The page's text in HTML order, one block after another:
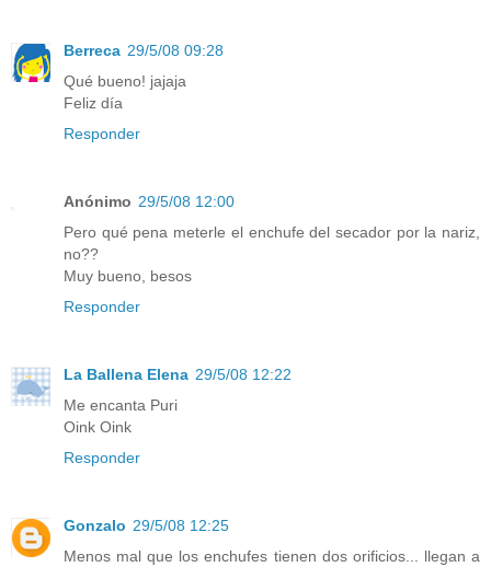
Berreca 29/5/08 09:28
Qué bueno! jajaja
Feliz día
Responder
Anónimo 29/5/08 12:00
Pero qué pena meterle el enchufe del secador por la nariz,
no??
Muy bueno, besos
Responder
La Ballena Elena 29/5/08 12:22
Me encanta Puri
Oink Oink
Responder
Gonzalo 29/5/08 12:25
Menos mal que los enchufes tienen dos orificios... llegan a